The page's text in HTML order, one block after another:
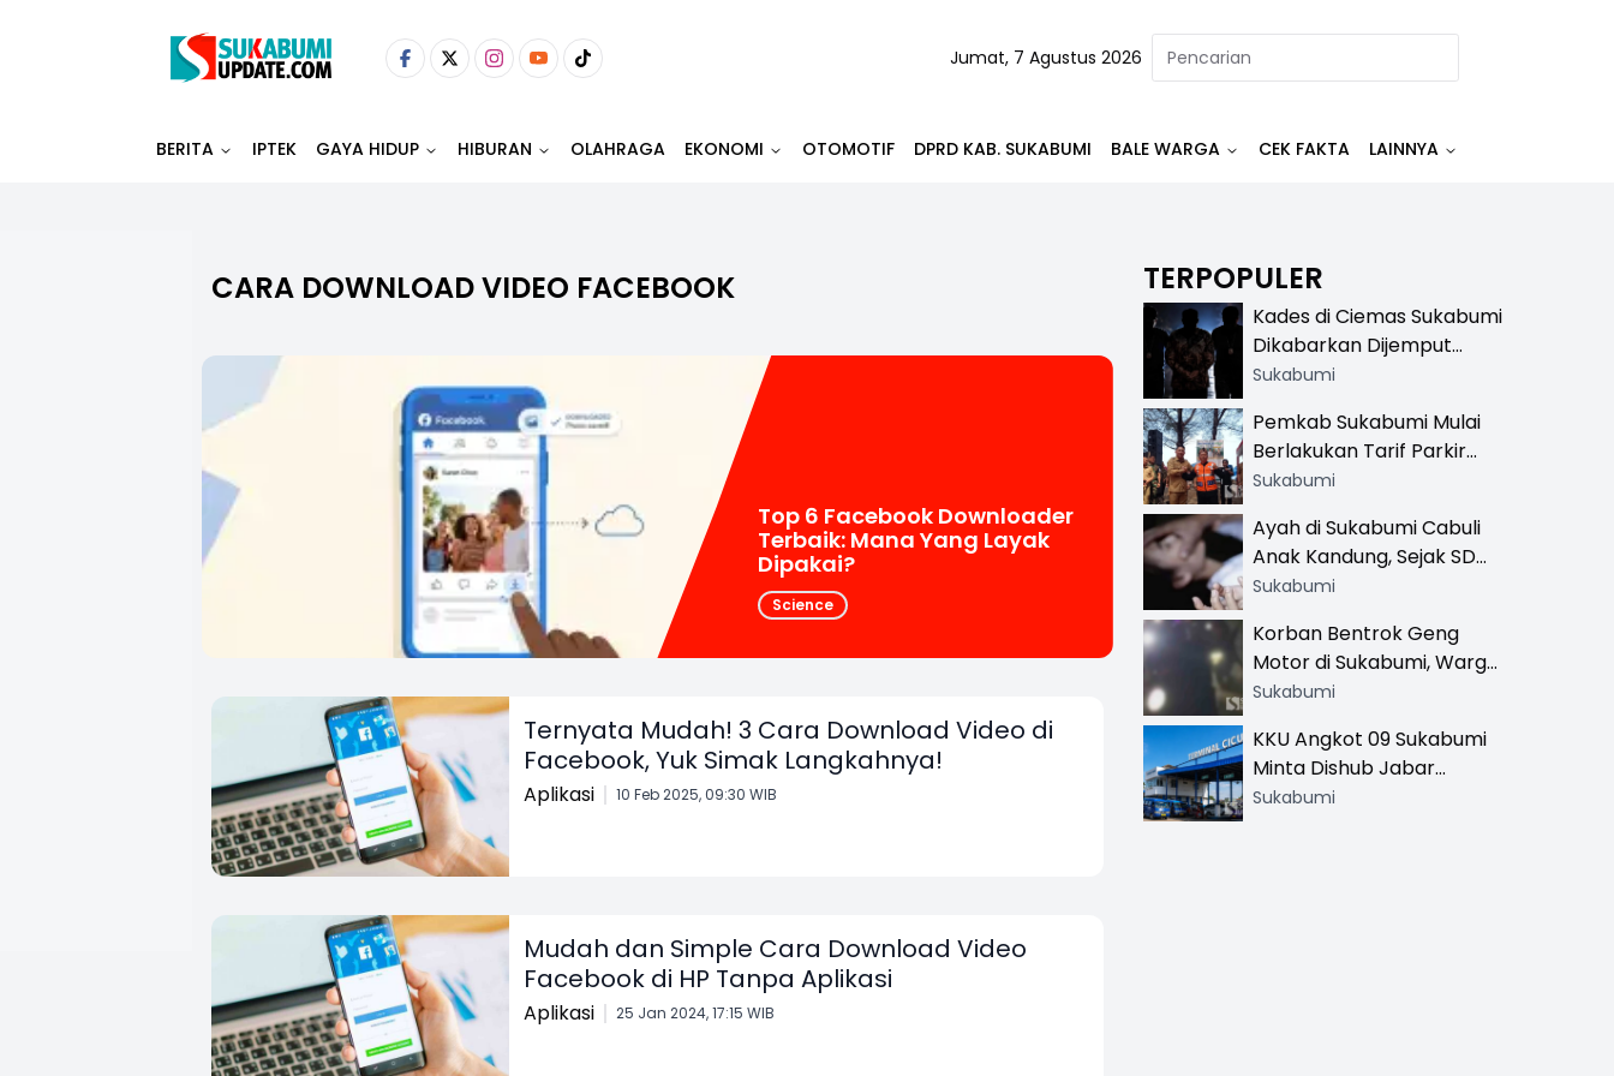
Jumat, 7 Agustus 2026
BERITA IPTEK GAYA HIDUP HIBURAN OLAHRAGA EKONOMI OTOMOTIF DPRD KAB. SUKABUMI BALE WARGA CEK FAKTA LAINNYA
CARA DOWNLOAD VIDEO FACEBOOK
Top 6 Facebook Downloader
Terbaik: Mana Yang Layak
Dipakai?
Science
Ternyata Mudah! 3 Cara Download Video di
Facebook, Yuk Simak Langkahnya!
Aplikasi 10 Feb 2025, 09:30 WIB
Mudah dan Simple Cara Download Video
Facebook di HP Tanpa Aplikasi
Aplikasi 25 Jan 2024, 17:15 WIB
TERPOPULER
Kades di Ciemas Sukabumi
Dikabarkan Dijemput
Satnarkoba, Polisi
Sukabumi
Pemkab Sukabumi Mulai
Berlakukan Tarif Parkir
Resmi di 13 Lokasi Wisata,
Khusus
Sukabumi
Ayah di Sukabumi Cabuli
Anak Kandung, Sejak SD
Hingga SMA
Sukabumi
Korban Bentrok Geng
Motor di Sukabumi, Warga
dan Sopir Tangki
Sukabumi
KKU Angkot 09 Sukabumi
Minta Dishub Jabar
Tertibkan Trayek Ciawi-
Sukabumi